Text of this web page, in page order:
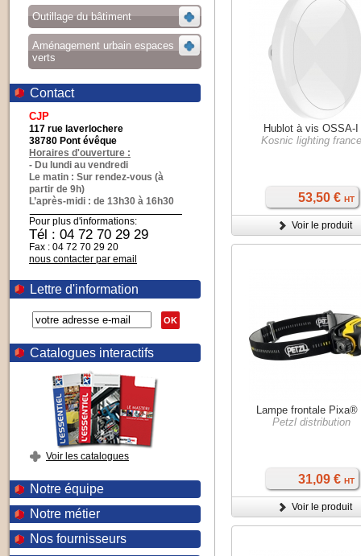
Outillage du bâtiment
Aménagement urbain espaces
verts
Contact
CJP
117 rue laverlochere
38780 Pont évêque
Horaires d'ouverture :
- Du lundi au vendredi
Le matin : Sur rendez-vous (à
partir de 9h)
L’après-midi : de 13h30 à 16h30
Pour plus d'informations:
Tél : 04 72 70 29 29
Fax : 04 72 70 29 20
nous contacter par email
Lettre d'information
OK
Catalogues interactifs
Voir les catalogues
Notre équipe
Notre métier
Nos fournisseurs
Hublot à vis OSSA-I
Kosnic lighting france
53,50 € HT
Voir le produit
Lampe frontale Pixa®
Petzl distribution
31,09 € HT
Voir le produit